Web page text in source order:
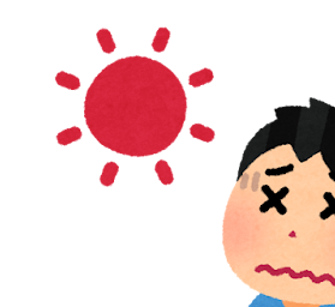
事務用品買取中
感染症対策
お問い合わせ